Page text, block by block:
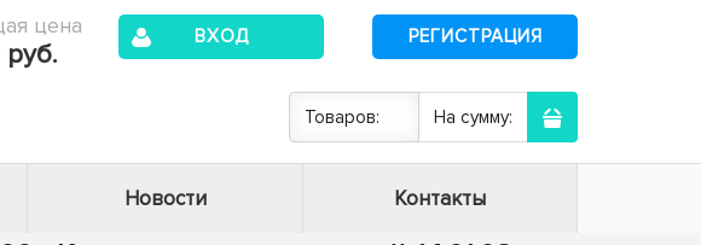
цена ВХОД РЕГИСТРАЦИЯ
Товаров: На сумму:
Новости Контакты